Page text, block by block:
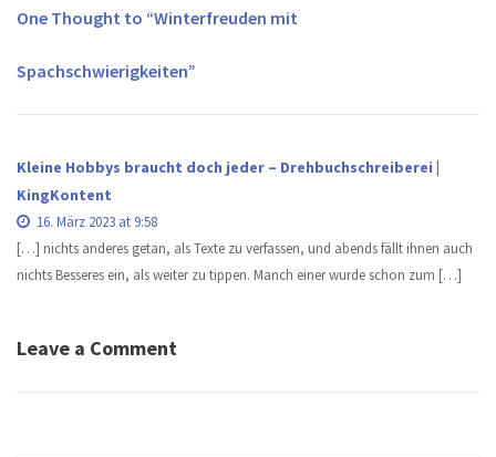
n
v
i
a
t
i
o
n
One Thought to “Winterfreuden mit
Spachschwierigkeiten”
Kleine Hobbys braucht doch jeder – Drehbuchschreiberei |
KingKontent
16. März 2023 at 9:58
[…] nichts anderes getan, als Texte zu verfassen, und abends fällt ihnen auch
nichts Besseres ein, als weiter zu tippen. Manch einer wurde schon zum […]
Leave a Comment